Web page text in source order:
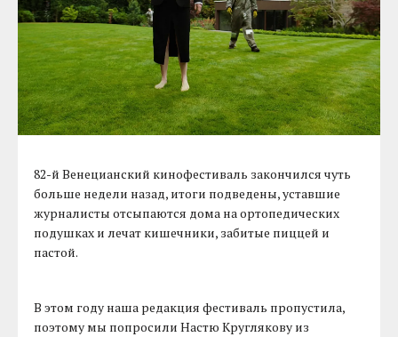
82-й Венецианский кинофестиваль закончился чуть
больше недели назад, итоги подведены, уставшие
журналисты отсыпаются дома на ортопедических
подушках и лечат кишечники, забитые пиццей и
пастой.
В этом году наша редакция фестиваль пропустила,
поэтому мы попросили Настю Круглякову из